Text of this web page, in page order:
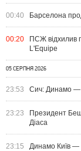
00:40 Барселона
00:20
ПСЖ відхилив
L'Equipe
05 СЕРПНЯ 2026
23:53 Сич: Динамо —
23:23
Президент
Діаса
23:15
Динамо Київ —